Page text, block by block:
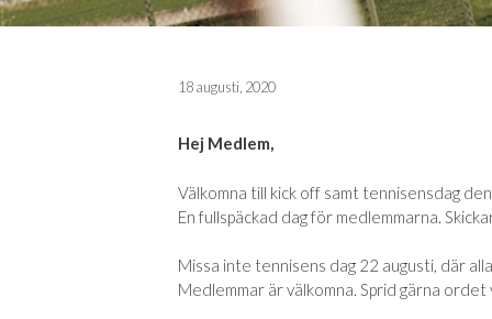
18 augusti, 2020
Hej Medlem,
Välkomna till kick off samt tennisensdag
En fullspäckad dag för medlemmarna.
Missa inte tennisens dag 22 augusti, där
Medlemmar är välkomna. Sprid gärna ordet